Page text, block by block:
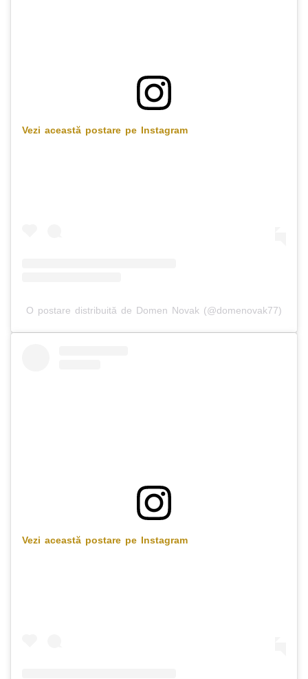
Vezi această postare pe Instagram
O postare distribuită de Domen Novak (@domenovak77)
Vezi această postare pe Instagram